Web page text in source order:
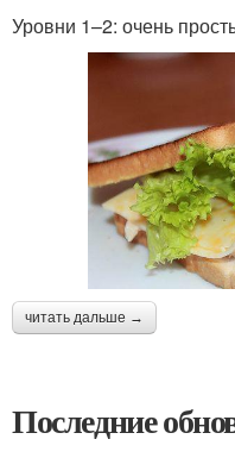
Уровни 1–2: очень
читать дальше →
Последние